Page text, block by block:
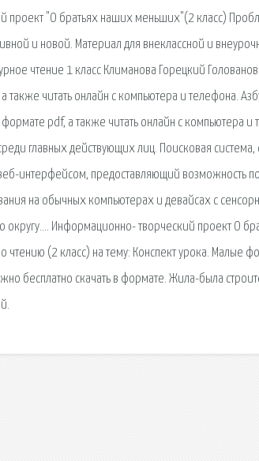
проект "О братьях наших меньших"(2 класс)
и новой. Материал для внеклассной и
чтение 1 класс Климанова Горецкий
читать онлайн с компьютера и телефона.
pdf, а также читать онлайн с компьютера
главных действующих лиц. Поисковая сиcтема,
интерфейсом, предоставляющий возможность
на обычных компьютерах и девайсах с
округу…. Информационно- творческий проект О
чтению (2 класс) на тему: Конспект урока. Малые
бесплатно скачать в формате. Жила-была